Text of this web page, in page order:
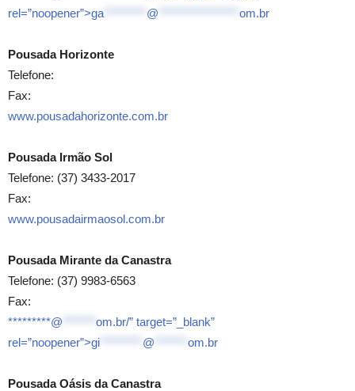
rel=”noopener”>ga @ om.br
Pousada Horizonte
Telefone:
Fax:
www.pousadahorizonte.com.br
Pousada Irmão Sol
Telefone: (37) 3433-2017
Fax:
www.pousadairmaosol.com.br
Pousada Mirante da Canastra
Telefone: (37) 9983-6563
Fax:
*********@
om.br/” target=”_blank”
rel=”noopener”>gi @ om.br
Pousada Oásis da Canastra